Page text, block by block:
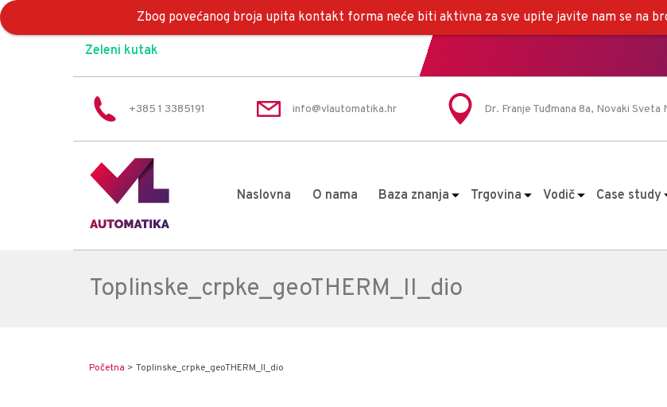
Zeleni kutak
+385 1 3385191 info@vlautomatika.hr Dr. Franje Tuđmana 8a, Novaki Sveta
Naslovna O nama Baza znanja Trgovina Vodič Case study
Toplinske_crpke_geoTHERM_II_dio
Početna > Toplinske_crpke_geoTHERM_II_dio
Zbog povećanog broja upita kontakt forma neće biti aktivna za sve upite javite nam se na